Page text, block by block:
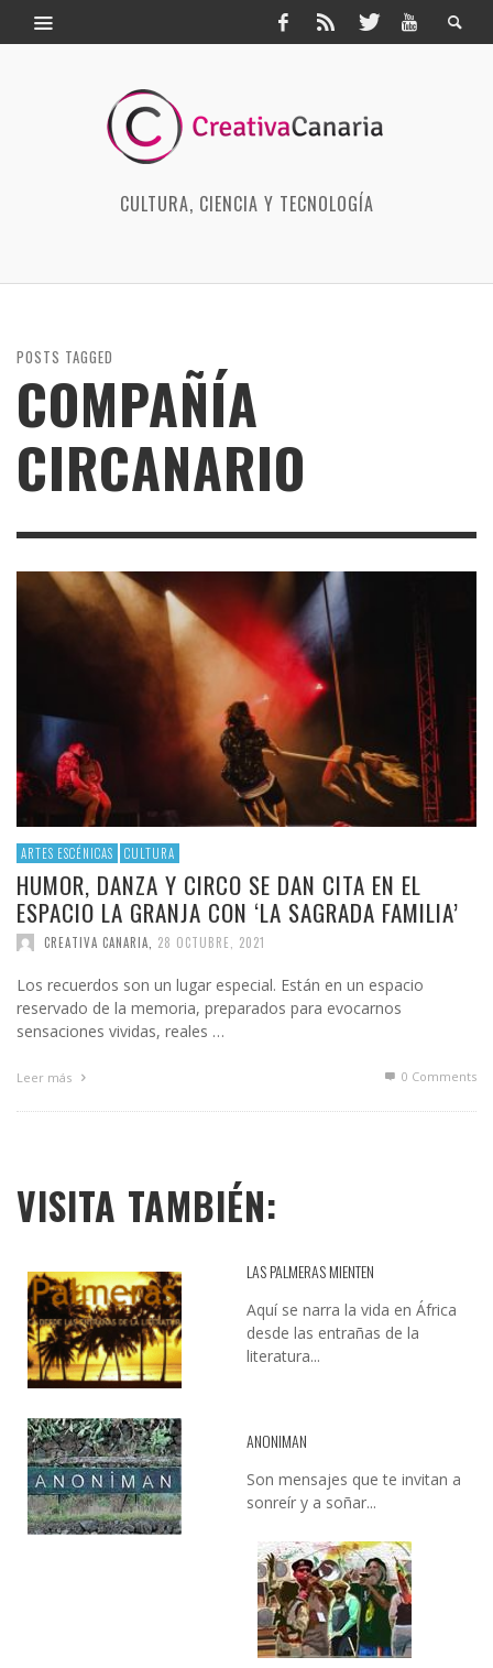
CULTURA, CIENCIA Y TECNOLOGÍA
POSTS TAGGED
COMPAÑÍA
CIRCANARIO
ARTES ESCÉNICAS CULTURA
HUMOR, DANZA Y CIRCO SE DAN CITA EN EL
ESPACIO LA GRANJA CON ‘LA SAGRADA FAMILIA’
CREATIVA CANARIA 28 OCTUBRE, 2021
Los recuerdos son un lugar especial. Están en un espacio
reservado de la memoria, preparados para evocarnos
sensaciones vividas, reales …
Leer más 0 Comments
VISITA TAMBIÉN:
LAS PALMERAS MIENTEN
Aquí se narra la vida en África
desde las entrañas de la
literatura...
ANONIMAN
Son mensajes que te invitan a
sonreír y a soñar...